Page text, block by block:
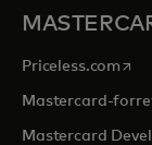
Priceless.com
Mastercard-
Mastercard